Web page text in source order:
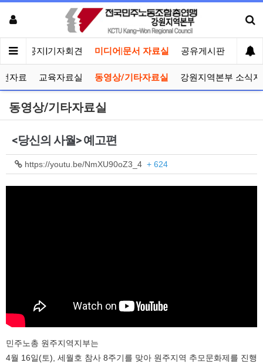
인 공지|기자회견 미디어|문서 자료실 공유게시판 선거
자료 교육자료실 동영상/기타자료실 강원지역본부 소식지
동영상/기타자료실
<당신의 사월> 예고편
https://youtu.be/NmXU90oZ3_4 + 624
민주노총 원주지역지부는
4월 16일(토), 세월호 참사 8주기를 맞아 원주지역 추모문화제를 진행